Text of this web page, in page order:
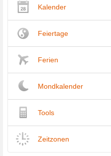
Kalender
Feiertage
Ferien
Mondkalender
Tools
Zeitzonen